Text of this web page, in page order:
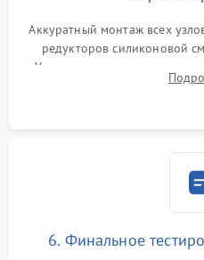
Аккуратный монтаж всех
редукторов силиконовой
Установка новых расходных
микрофибры, щеток).
6. Финальное